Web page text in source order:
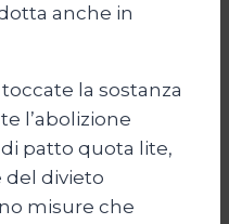
anche in
la sostanza
l’abolizione
patto quota lite,
del divieto
misure che